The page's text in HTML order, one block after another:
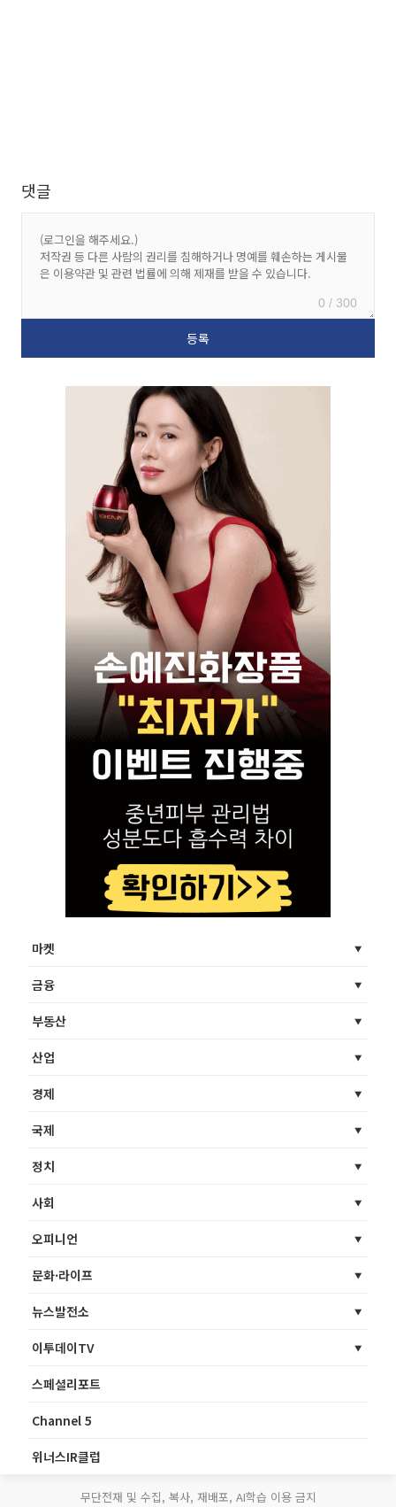
댓글
0 / 300
마켓
금융
부동산
산업
경제
국제
정치
사회
오피니언
문화·라이프
뉴스발전소
이투데이TV
스페셜리포트
Channel 5
위너스IR클럽
무단전재 및 수집, 복사, 재배포, AI학습 이용 금지